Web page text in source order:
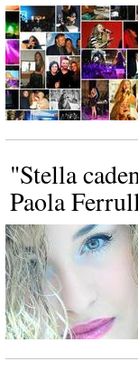
"Stella
Paola